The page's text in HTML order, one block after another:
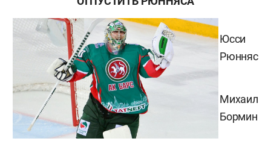
Юсси
Рюнняс
Михаил
Бормин